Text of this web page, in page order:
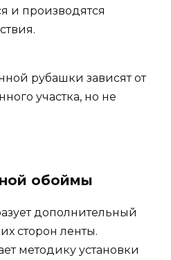
и производятся
рубашки зависят от
участка, но не
обоймы
дополнительный
сторон ленты.
методику установки